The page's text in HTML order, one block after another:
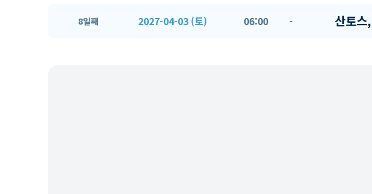
8일째 2027-04-03 (토) 06:00 - 산토스